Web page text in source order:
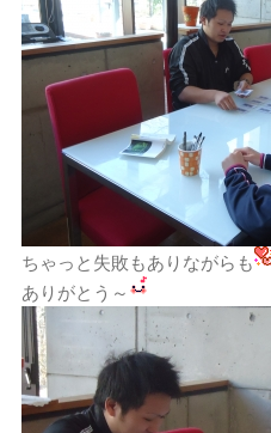
ちゃっと失敗もありながらも
ありがとう～